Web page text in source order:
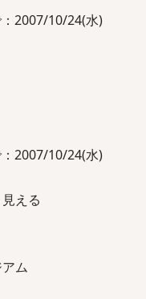
2007/10/24(水)
2007/10/24(水)
える
ム